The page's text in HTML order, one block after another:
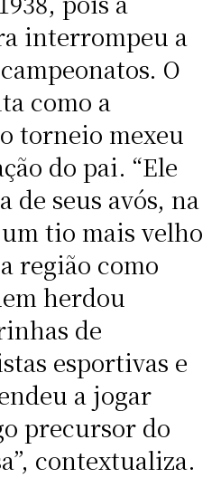
interrompeu a
O
como a
torneio mexeu
do pai. “Ele
de seus avós, na
tio mais velho
região como
herdou
de
esportivas e
a jogar
precursor do
contextualiza.